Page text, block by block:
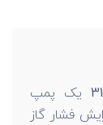
یک پمپ
فشار گاز